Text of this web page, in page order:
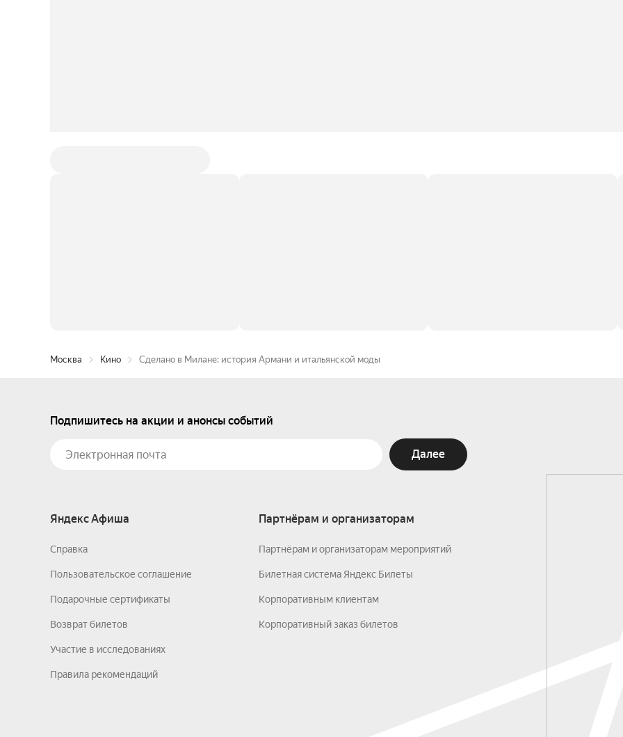
Москва Кино Сделано в Милане: история Армани и итальянской моды
Подпишитесь на акции и анонсы событий
Далее
Яндекс Афиша
Справка
Пользовательское соглашение
Подарочные сертификаты
Возврат билетов
Участие в исследованиях
Правила рекомендаций
Партнёрам и организаторам
Партнёрам и организаторам мероприятий
Билетная система Яндекс Билеты
Корпоративным клиентам
Корпоративный заказ билетов